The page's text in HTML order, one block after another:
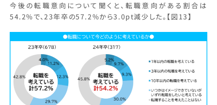
今後の転職意向について聞くと、転職意向がある割合は
54.2%で、23年卒の57.2%から3.0pt減少した。【図13】